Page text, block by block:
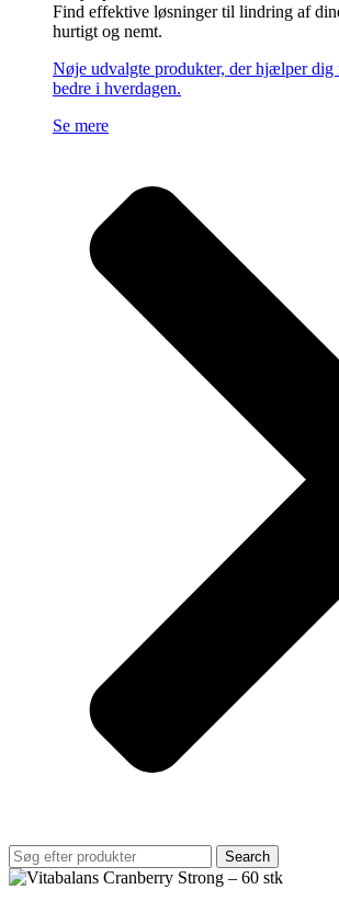
Find effektive løsninger til lindring af
hurtigt og nemt.
Nøje udvalgte produkter, der hjælper dig
bedre i hverdagen.
Se mere
Search